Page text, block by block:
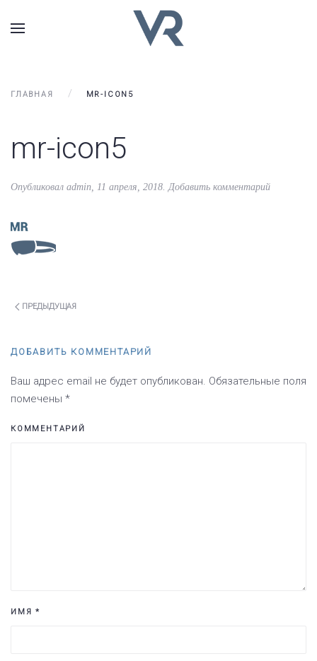
ГЛАВНАЯ MR-ICON5
mr-icon5
Опубликовал admin, 11 апреля, 2018.Добавить комментарий
ПРЕДЫДУЩАЯ
ДОБАВИТЬ КОММЕНТАРИЙ
Ваш адрес email не будет опубликован. Обязательные поля
помечены *
КОММЕНТАРИЙ
ИМЯ*